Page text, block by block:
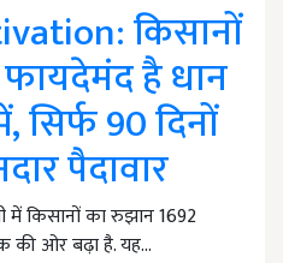
किसानों
है धान
सिर्फ 90 दिनों
पैदावार
में किसानों का रुझान 1692
की ओर बढ़ा है. यह…